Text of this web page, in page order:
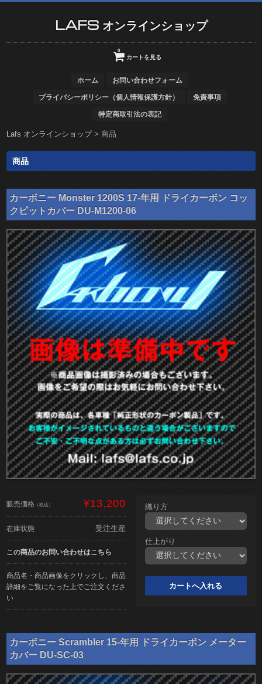
LAFS オンラインショップ
カートを見る
0
ホーム お問い合わせフォーム
プライバシーポリシー（個人情報保護方針） 免責事項
特定商取引法の表記
Lafs オンラインショップ>商品
商品
カーボニー Monster 1200S 17-年用 ドライカーボン コッ
クピットカバー DU-M1200-06
販売価格 （税込） ¥13,200
在庫状態 受注生産
この商品のお問い合わせはこちら
商品名・商品画像をクリックし、商品
詳細をご覧になった上でご注文くださ
い
織り方
仕上がり
カーボニー Scrambler 15-年用 ドライカーボン メーター
カバー DU-SC-03